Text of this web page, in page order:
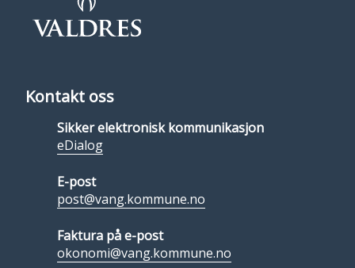
Kontakt oss
Sikker elektronisk kommunikasjon
eDialog
E-post
post@vang.kommune.no
Faktura på e-post
okonomi@vang.kommune.no